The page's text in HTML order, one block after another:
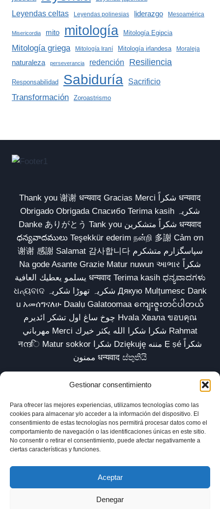
Gestionar consentimiento
Para ofrecer las mejores experiencias, utilizamos tecnologías como las
cookies para almacenar y/o acceder a la información del dispositivo. El
consentimiento de estas tecnologías nos permitirá procesar datos como el
comportamiento de navegación o las identificaciones únicas en este sitio.
No consentir o retirar el consentimiento, puede afectar negativamente a
ciertas características y funciones.
Aceptar
Denegar
Leyendas celtas Leyendas polinesias liderazgo Mesoamérica
Misericordia mito mitología Mitología Egipcia
Mitología griega Mitología Iraní Mitología irlandesa Moraleja
naturaleza perseverancia redención Resiliencia
Responsabilidad Sabiduría Sacrificio
Transformación Zoroastrismo
Thank you 谢谢 धन्यवाद Gracias Merci شكراً धन्यवाद
Obrigado Obrigada Спасибо Terima kasih شکریہ
Danke ありがとう Tank you شكراً متشكرين धन्यवाद
ధన్యవాదములు Teşekkür ederim நன்றி 多謝 Cảm ơn
谢谢 感謝 Salamat 감사합니다 سپاسگزارم متشکرم
Na gode Asante Grazie Matur nuwun આભાર شكراً
يسلمو يعطيك العافية धन्यवाद Terima kasih ಧನ್ಯವಾದಗಳು
ଧନ୍ୟବାଦ شکریہ تھوڑا شکریہ Дякую Mulțumesc Dank
u አመሰግናለሁ Daalụ Galatoomaa ကျေးဇူးတင်ပါတယ်
چوخ ساغ اول تشکر ائدیرم Hvala Хвала ขอบคุณ
مهرباني Merci شكرا شكرا الله يكثر خيرك Rahmat
नന്ദि Matur sokkor شكرا Dziękuję مننه Ẹ ṣé شكراً
ممنون धन्यवाद ස්තුතියි
Inicio Biblioteca Parábolas TV
Comunidad
Esencia
Blog
Política de privacidad
Aviso legal
Política de cookies (UE)